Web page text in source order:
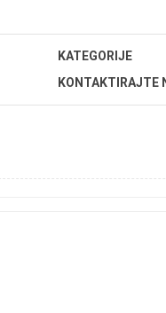
KATEGORIJE
KONTAKTIRAJTE